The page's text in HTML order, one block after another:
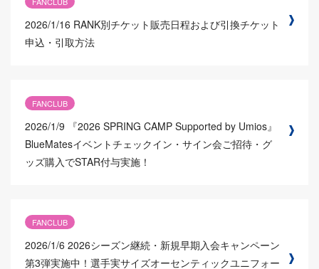
2026/1/16 RANK別チケット販売日程および引換チケット
申込・引取方法
FANCLUB
2026/1/9
『2026 SPRING CAMP Supported by Umios』
BlueMatesイベントチェックイン・サイン会ご招待・グ
ッズ購入でSTAR付与実施！
FANCLUB
2026/1/6 2026シーズン継続・新規早期入会キャンペーン
第3弾実施中！選手実サイズオーセンティックユニフォー